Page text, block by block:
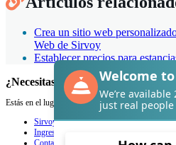
Crea un sitio web
Web de Sirvoy
Establecer precios para
¿Necesitas ayuda con Sirvoy?
Estás en el lugar adecuado.
Sirvoy
Ingresar
Contacto